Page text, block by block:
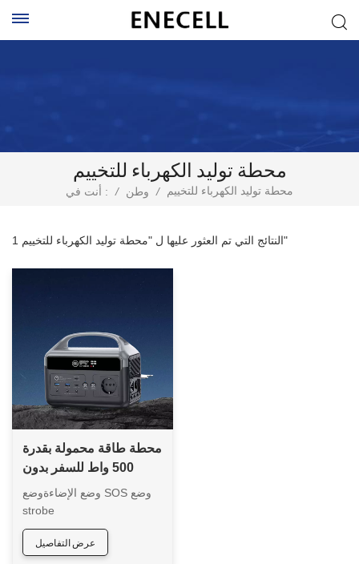
محطة توليد الكهرباء للتخييم
أنت في : / وطن / محطة توليد الكهرباء للتخييم
1 النتائج التي تم العثور عليها ل "محطة توليد الكهرباء للتخييم"
محطة طاقة محمولة بقدرة
500 واط للسفر بدون
وضع الإضاءةوضع SOS وضع
strobe
عرض التفاصيل